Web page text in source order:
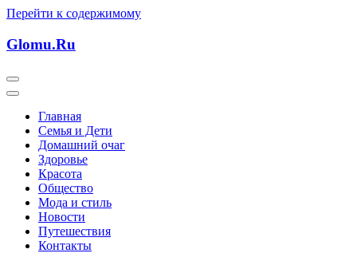
Перейти к содержимому
Glomu.Ru
Главная
Семья и Дети
Домашний очаг
Здоровье
Красота
Общество
Мода и стиль
Новости
Путешествия
Контакты